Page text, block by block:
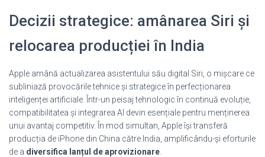
Decizii strategice: amânarea Siri și
relocarea producției în India
Apple amână actualizarea asistentului său digital Siri, o mișcare ce
subliniază provocările tehnice și strategice în perfecționarea
inteligenței artificiale. Într-un peisaj tehnologic în continuă evoluție,
compatibilitatea și integrarea AI devin esențiale pentru menținerea
unui avantaj competitiv. În mod simultan, Apple își transferă
producția de iPhone din China către India, amplificându-și eforturile
de a diversifica lanțul de aprovizionare